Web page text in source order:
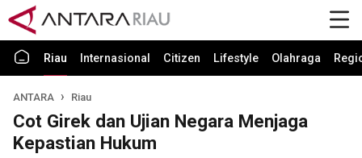
Riau Internasional Citizen Lifestyle Olahraga
ANTARA Riau
Cot Girek dan Ujian Negara Menjaga
Kepastian Hukum